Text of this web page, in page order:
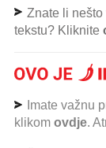
Znate li
tekstu? Kliknite
Imate važnu
klikom ovdje.